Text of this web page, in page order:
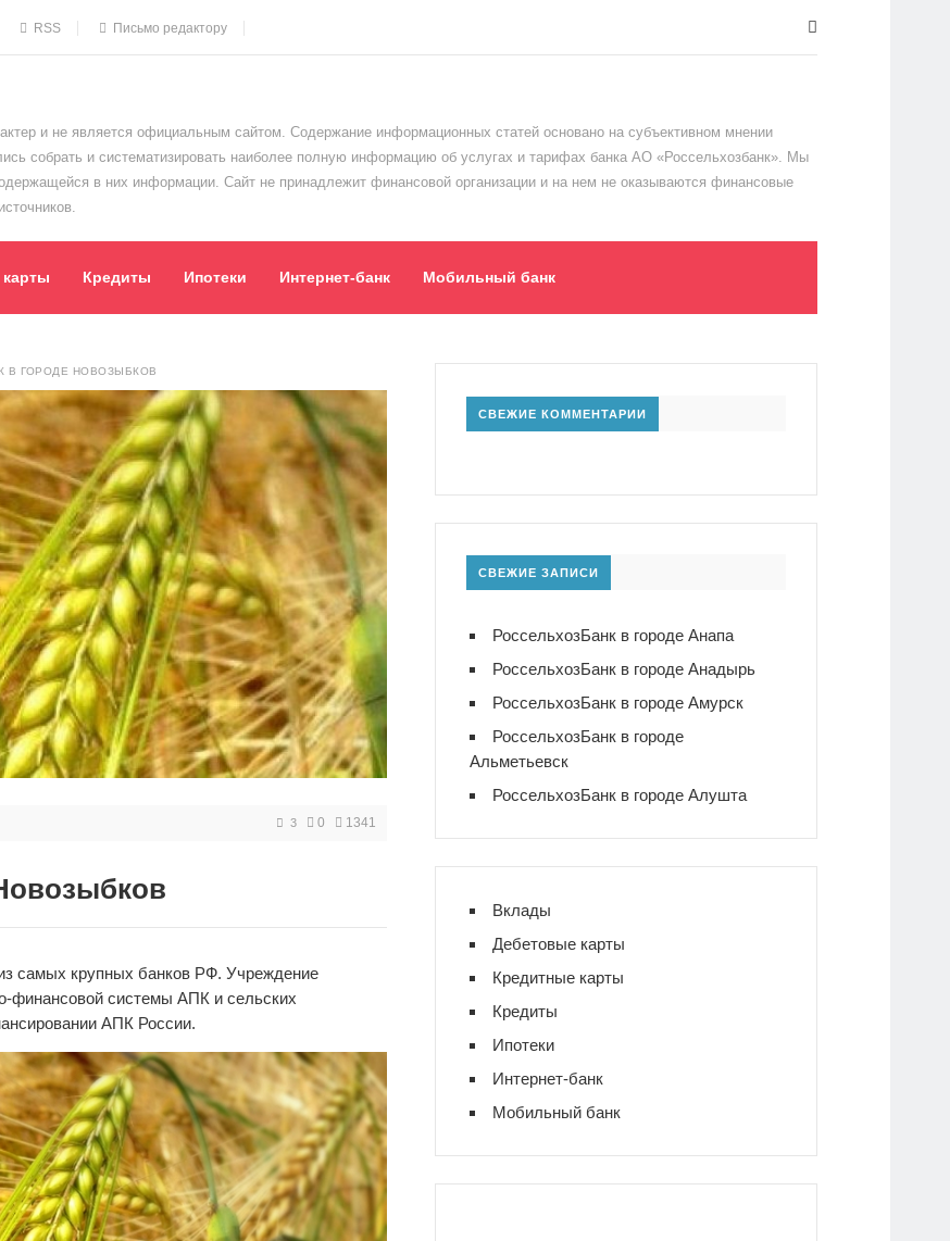
RSS Письмо редактору
и не является официальным сайтом. Содержание информационных статей основано на субъективном мнении
собрать и систематизировать наиболее полную информацию об услугах и тарифах банка АО «Россельхозбанк». Мы
в них информации. Сайт не принадлежит финансовой организации и на нем не оказываются финансовые
Кредиты Ипотеки Интернет-банк Мобильный банк
В ГОРОДЕ НОВОЗЫБКОВ
3 0 1341
самых крупных банков РФ. Учреждение
финансовой системы АПК и сельских
АПК России.
СВЕЖИЕ КОММЕНТАРИИ
СВЕЖИЕ ЗАПИСИ
РоссельхозБанк в городе Анапа
РоссельхозБанк в городе Анадырь
РоссельхозБанк в городе Амурск
РоссельхозБанк в городе
Альметьевск
РоссельхозБанк в городе Алушта
Вклады
Дебетовые карты
Кредитные карты
Кредиты
Ипотеки
Интернет-банк
Мобильный банк